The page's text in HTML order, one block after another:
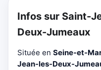
Infos sur Saint-
Deux-Jumeaux
Située en Seine-et-
Jean-les-Deux-